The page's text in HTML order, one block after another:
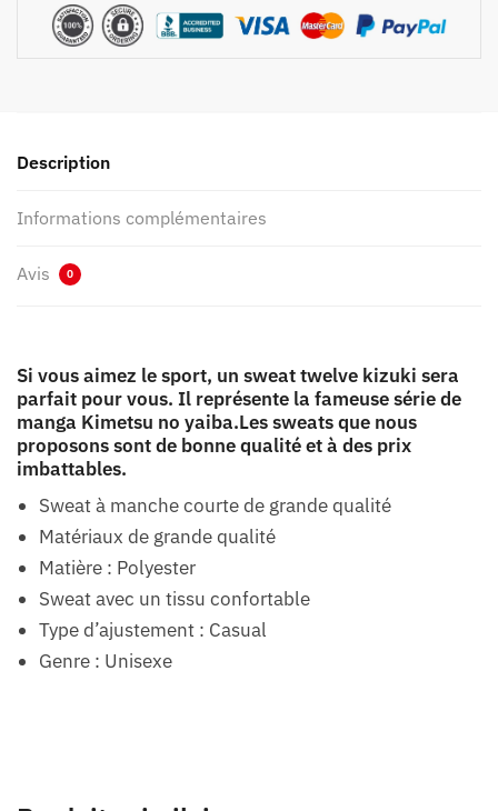
Description
Informations complémentaires
Avis 0
Si vous aimez le sport, un sweat twelve kizuki sera
parfait pour vous. Il représente la fameuse série de
manga Kimetsu no yaiba.Les sweats que nous
proposons sont de bonne qualité et à des prix
imbattables.
Sweat à manche courte de grande qualité
Matériaux de grande qualité
Matière : Polyester
Sweat avec un tissu confortable
Type d’ajustement : Casual
Genre : Unisexe